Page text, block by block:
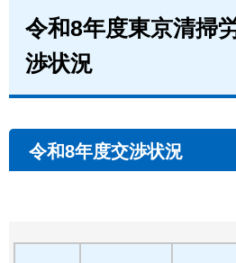
令和8年度東京清掃
渉状況
令和8年度交渉状況